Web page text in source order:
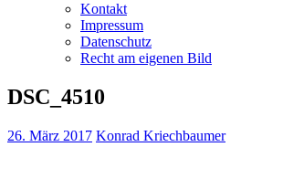
Kontakt
Impressum
Datenschutz
Recht am eigenen Bild
DSC_4510
26. März 2017 Konrad Kriechbaumer